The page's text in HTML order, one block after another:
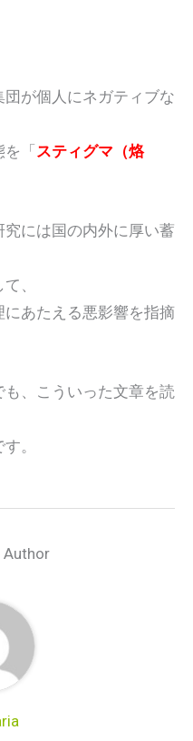
個人にネガティブな
「 スティグマ（烙
は国の内外に厚い蓄
、
たえる悪影響を指摘
、こういった文章を読
。
Author